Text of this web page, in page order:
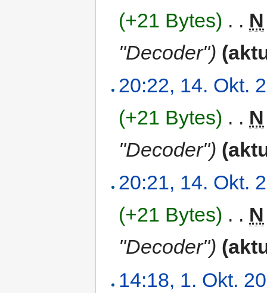
(+21 Bytes) . . N
"Decoder")
20:22, 14. Okt.
(+21 Bytes) . . N
"Decoder")
20:21, 14. Okt.
(+21 Bytes) . . N
"Decoder")
14:18, 1. Okt.